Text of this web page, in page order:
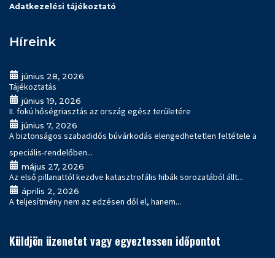
Adatkezelési tájékoztató
Híreink
június 28, 2026
Tájékoztatás
június 19, 2026
II. fokú hőségriasztás az ország egész területére
június 7, 2026
A biztonságos szabadidős búvárkodás elengedhetetlen feltétele a
speciális-rendelőben...
május 27, 2026
Az első pillanattól kezdve katasztrofális hibák sorozatából állt...
április 2, 2026
A teljesítmény nem az edzésen dől el, hanem...
Küldjön üzenetet vagy egyeztessen időpontot